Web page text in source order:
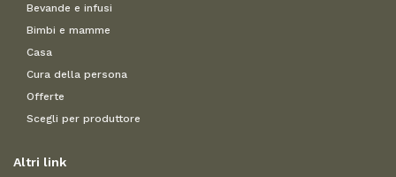
Bevande e infusi
Bimbi e mamme
Casa
Cura della persona
Offerte
Scegli per produttore
Altri link